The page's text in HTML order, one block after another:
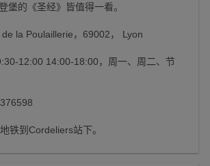
堡的《圣经》皆值得一看。
la Poulaillerie，69002， Lyon
12:00 14:00-18:00，周一、周二、节
铁到Cordeliers站下。